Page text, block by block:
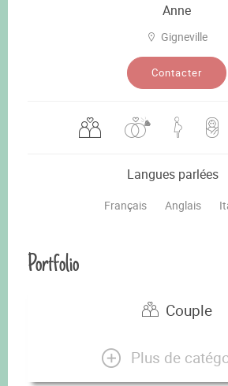
Anne
Gigneville
Contacter
Langues parlées
Français Anglais
Portfolio
Couple
Plus de